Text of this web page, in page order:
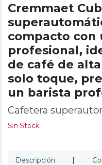
Cremmaet
compacto
profesional,
de café de
solo toque,
un barista
Cafetera
Sin Stock
Descripción |